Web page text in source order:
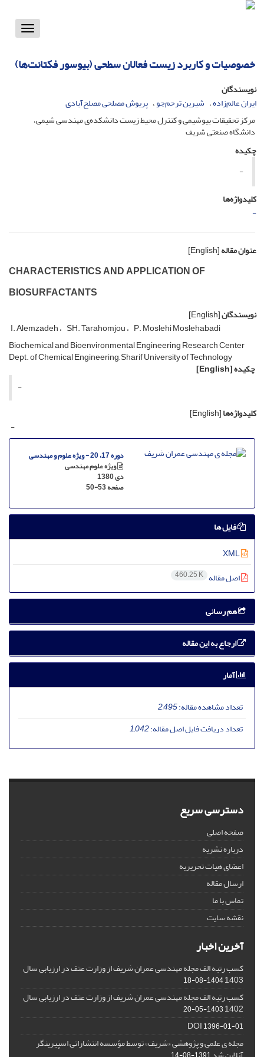
Toggle
خصوصیات و کاربرد زیست فعالان سطحی (بیوسور فکتانت‌ها)
نویسندگان
ایران عالم‌زاده شیرین ترحم‌جو پریوش مصلحی مصلح‌آبادی
مرکز تحقیقات بیوشیمی و کنترل محیط زیست دانشکده‌ی مهندسی شیمی،
دانشگاه صنعتی شریف
چکیده
-
کلیدواژه‌ها
-
عنوان مقاله[English]
CHARACTERISTICS AND APPLICATION OF
BIOSURFACTANTS
نویسندگان[English]
I. Alemzadeh SH. Tarahomjou P. Moslehi Moslehabadi
Biochemical and Bioenvironmental Engineering Research Center
Dept. of Chemical Engineering, Sharif University of Technology
چکیده[English]
-
کلیدواژه‌ها[English]
-
دوره 17، 20 - ویژه علوم و مهندسی
ویژه علوم مهندسی
دی 1380
صفحه50-53
فایل ها
اصل مقاله 460.25 K
هم رسانی
ارجاع به این مقاله
آمار
تعداد مشاهده مقاله:2,495
تعداد دریافت فایل اصل مقاله:1,042
دسترسی سریع
صفحه اصلی
درباره نشریه
اعضای هیات تحریریه
ارسال مقاله
تماس با ما
نقشه سایت
آخرین اخبار
کسب رتبه الف مجله مهندسی عمران شریف از وزارت عتف در ارزیابی سال
1403
1404-08-18
کسب رتبه الف مجله مهندسی عمران شریف از وزارت عتف در ارزیابی سال
1402
1403-05-20
DOI1396-01-01
مجله ی علمی و پژوهشی «شریف» توسط مؤسسه انتشاراتی اسپیرینگر